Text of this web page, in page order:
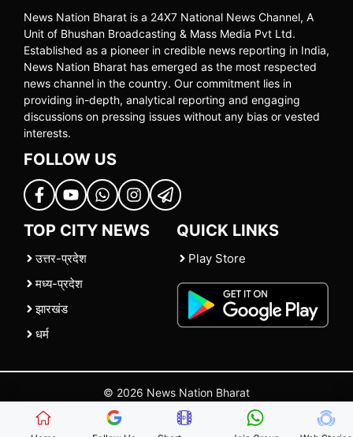
News Nation Bharat is a 24X7 National News Channel, A
Unit of Bhushan Broadcasting & Mass Media Pvt Ltd.
Established as a pioneer in credible news reporting in India,
News Nation Bharat has emerged as the most respected
news channel in the country. Our commitment lies in
providing in-depth, analytical reporting and engaging
discussions on pressing issues without any bias or vested
interests.
FOLLOW US
TOP CITY NEWS
उत्तर-प्रदेश
मध्य-प्रदेश
झारखंड
धर्म
QUICK LINKS
Play Store
© 2026 News Nation Bharat
| |Contact Us |Policies Terms and Conditions